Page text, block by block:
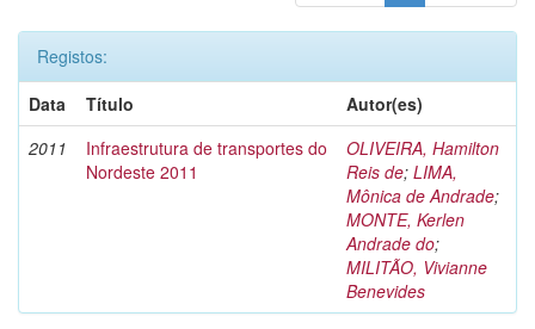
Registos:
Data
Título
Autor(es)
2011
Infraestrutura de transportes do
Nordeste 2011
OLIVEIRA, Hamilton
Reis de; LIMA,
Mônica de Andrade;
MONTE, Kerlen
Andrade do;
MILITÃO, Vivianne
Benevides